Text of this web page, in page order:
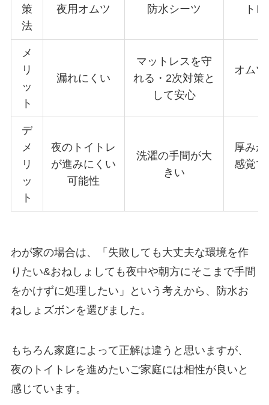
策
法
夜用オムツ 防水シーツ ト
メ
リ
ッ
ト
漏れにくい
マットレスを守
れる・2次対策と
して安心
オム
デ
メ
リ
ッ
ト
夜のトイトレ
が進みにくい
可能性
洗濯の手間が大
きい
厚み
感覚
わが家の場合は、「失敗しても大丈夫な環境を作
りたい&おねしょしても夜中や朝方にそこまで手間
をかけずに処理したい」という考えから、防水お
ねしょズボンを選びました。
もちろん家庭によって正解は違うと思いますが、
夜のトイトレを進めたいご家庭には相性が良いと
感じています。